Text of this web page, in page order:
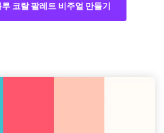
코랄 팔레트 비주얼 만들기